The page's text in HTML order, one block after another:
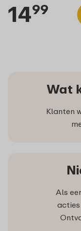
1499
Wat
Klanten
Als
acties